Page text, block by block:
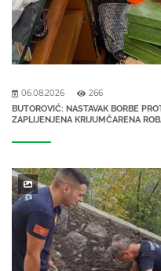
06.08.2026 266
BUTOROVIĆ: NASTAVAK BORBE
ZAPLIJENJENA KRIJUMČARENA